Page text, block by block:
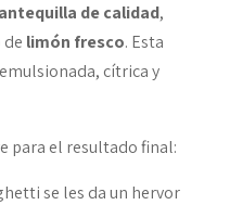
de calidad,
limón fresco. Esta
cítrica y
para el resultado final:
se les da un hervor